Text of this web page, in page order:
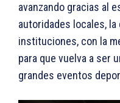
avanzando gracias al
autoridades locales,
instituciones, con la
para que vuelva a ser
grandes eventos